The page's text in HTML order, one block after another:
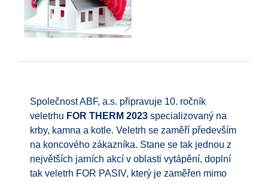
Společnost ABF, a.s. připravuje 10. ročník
veletrhu FOR THERM 2023 specializovaný na
krby, kamna a kotle. Veletrh se zaměří především
na koncového zákazníka. Stane se tak jednou z
největších jarních akcí v oblasti vytápění, doplní
tak veletrh FOR PASIV, který je zaměřen mimo